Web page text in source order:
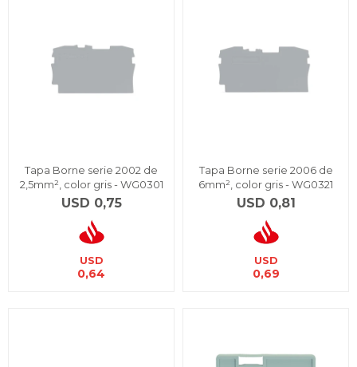
Tapa Borne serie 2002 de
2,5mm², color gris - WG0301
USD 0,75
USD
0,64
Tapa Borne serie 2006 de
6mm², color gris - WG0321
USD 0,81
USD
0,69